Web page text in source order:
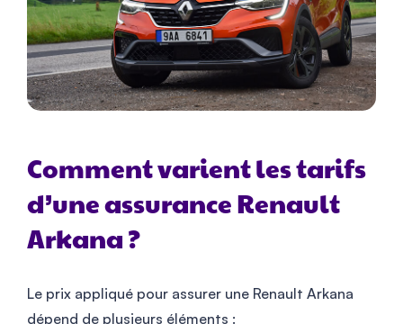
Comment varient les tarifs
d’une assurance Renault
Arkana ?
Le prix appliqué pour assurer une Renault Arkana
dépend de plusieurs éléments :